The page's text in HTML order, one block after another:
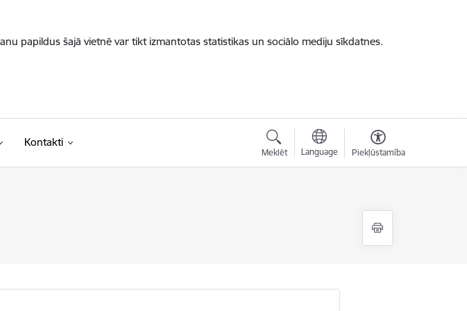
papildus šajā vietnē var tikt izmantotas statistikas un sociālo mediju sīkdatnes.
Kontakti
Meklēt Language Piekļūstamība